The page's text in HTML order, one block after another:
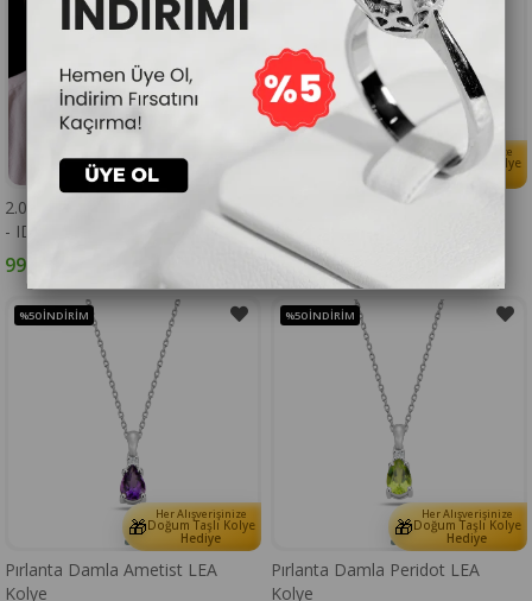
🎁Doğum Taşlı Kolye
2.02 Karat Pırlanta Tamtur Yüzük
- IDL Sertifikalı - 220000104
99.072₺
Her Alışverişinize
Doğum Taşlı Kolye
Hediye
G Renk 0,08 Karat Pırlanta
Tektaş Kolye
14.208₺
🎁 Her Alışverişinize
Doğum Taşlı Kolye
Hediye
Pırlanta Damla Ametist LEA
Kolye
%50İNDIRIM
🎁 Her Alışverişinize
Doğum Taşlı Kolye
Hediye
Pırlanta Damla Peridot LEA
Kolye
%50İNDIRIM